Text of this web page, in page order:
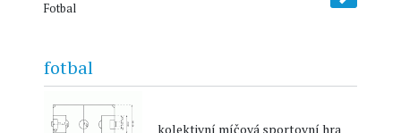
Fotbal
fotbal
kolektivní míčová sportovní hra